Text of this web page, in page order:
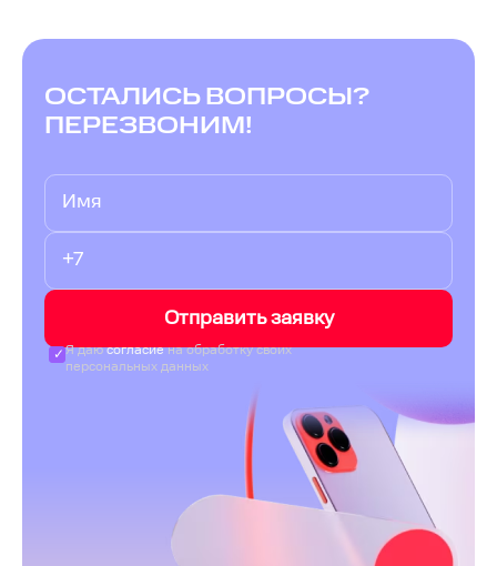
ОСТАЛИСЬ ВОПРОСЫ?
ПЕРЕЗВОНИМ!
Отправить заявку
Я даюсогласиена обработку своих
персональных данных